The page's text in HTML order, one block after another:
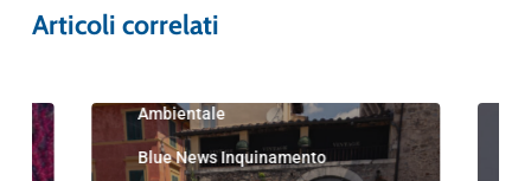
Articoli correlati
Ambientale
Blue News Inquinamento